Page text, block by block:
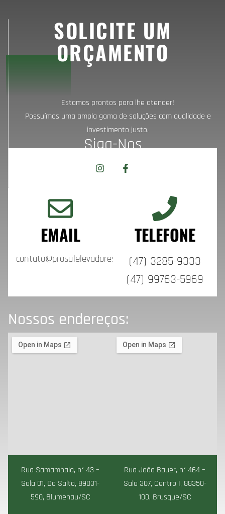
SOLICITE UM
ORÇAMENTO
Estamos prontos para lhe atender!
Possuímos uma ampla gama de soluções com qualidade e
investimento justo.
Siga-Nos
EMAIL
contato@prosulelevadores.com.br
TELEFONE
(47) 3285-9333
(47) 99763-5969
Nossos endereços:
Rua Samambaia, n° 43 –
Sala 01, Do Salto, 89031-
590, Blumenau/SC
Rua João Bauer, n° 464 –
Sala 307, Centro I, 88350-
100, Brusque/SC